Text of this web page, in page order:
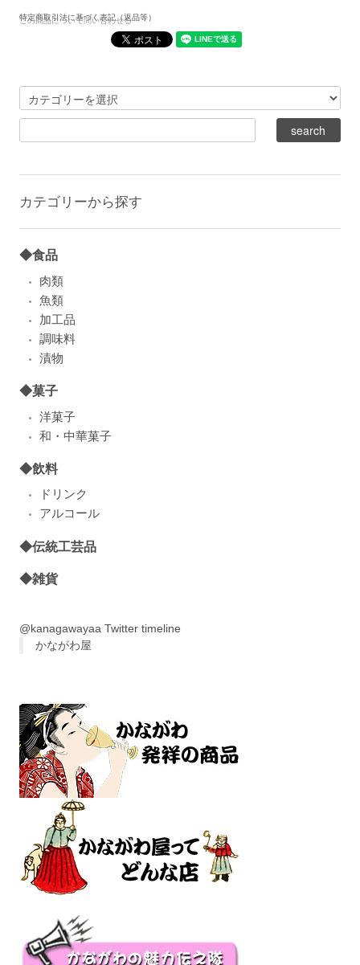
特定商取引法に基づく表記（返品等）
この商品について問い合わせる
カテゴリーから探す
◆食品
肉類
魚類
加工品
調味料
漬物
◆菓子
洋菓子
和・中華菓子
◆飲料
ドリンク
アルコール
◆伝統工芸品
◆雑貨
@kanagawayaa Twitter timeline
かながわ屋